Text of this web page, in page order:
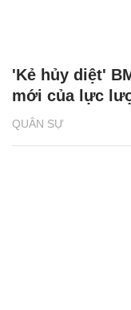
QUÂN SỰ
'Kẻ hủy diệt'
mới của lực